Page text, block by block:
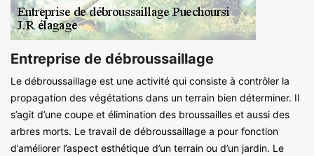
Entreprise de débroussaillage
Le débroussaillage est une activité qui consiste à contrôler la
propagation des végétations dans un terrain bien déterminer. Il
s’agit d’une coupe et élimination des broussailles et aussi des
arbres morts. Le travail de débroussaillage a pour fonction
d’améliorer l’aspect esthétique d’un terrain ou d’un jardin. Le